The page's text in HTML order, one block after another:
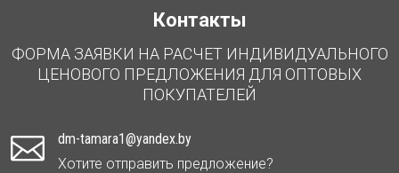
Контакты
ФОРМА ЗАЯВКИ НА РАСЧЕТ ИНДИВИДУАЛЬНОГО
ЦЕНОВОГО ПРЕДЛОЖЕНИЯ ДЛЯ ОПТОВЫХ
ПОКУПАТЕЛЕЙ

dm-tamara1@yandex.by
Хотите отправить предложение?